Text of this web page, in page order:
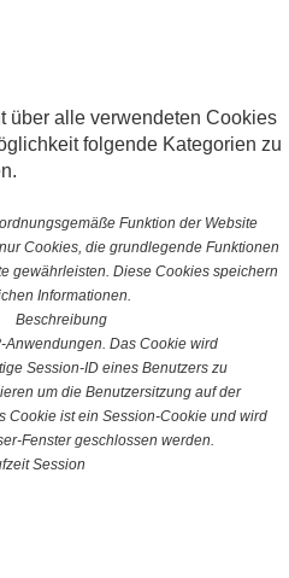
über alle verwendeten Cookies
folgende Kategorien zu
Funktion der Website
Cookies, die grundlegende Funktionen
gewährleisten. Diese Cookies speichern
Informationen.
Beschreibung
Anwendungen. Das Cookie wird
Session-ID eines Benutzers zu
um die Benutzersitzung auf der
Cookie ist ein Session-Cookie und wird
Fenster geschlossen werden.
Session